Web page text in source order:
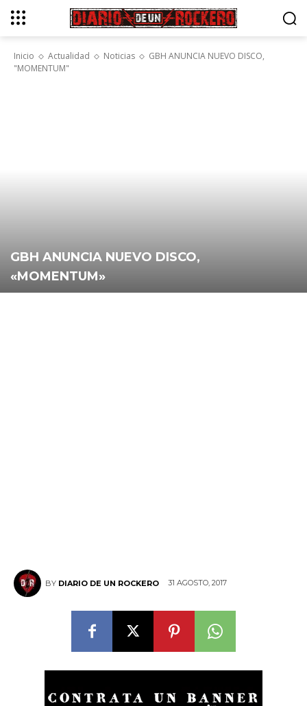
Inicio Actualidad Noticias
GBH ANUNCIA NUEVO DISCO,
"MOMENTUM"
GBH ANUNCIA NUEVO DISCO,
«MOMENTUM»
BY DIARIO DE UN ROCKERO 31 AGOSTO, 2017